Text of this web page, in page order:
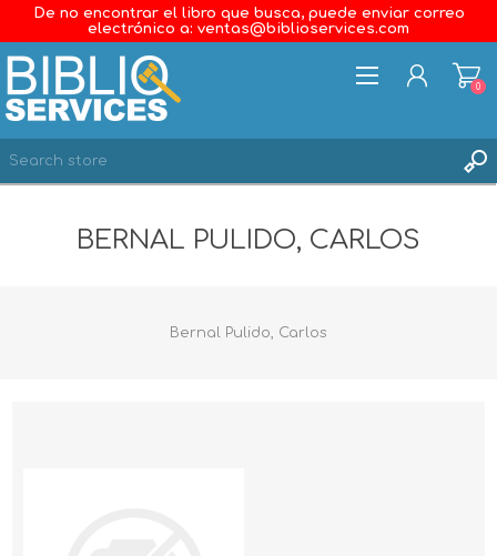
De no encontrar el libro que busca, puede enviar correo
electrónico a: ventas@biblioservices.com
LOG IN
0
BERNAL PULIDO, CARLOS
Bernal Pulido, Carlos